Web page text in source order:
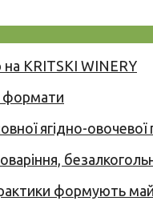
на KRITSKI WINERY
формати
ягідно-овочевої
формують